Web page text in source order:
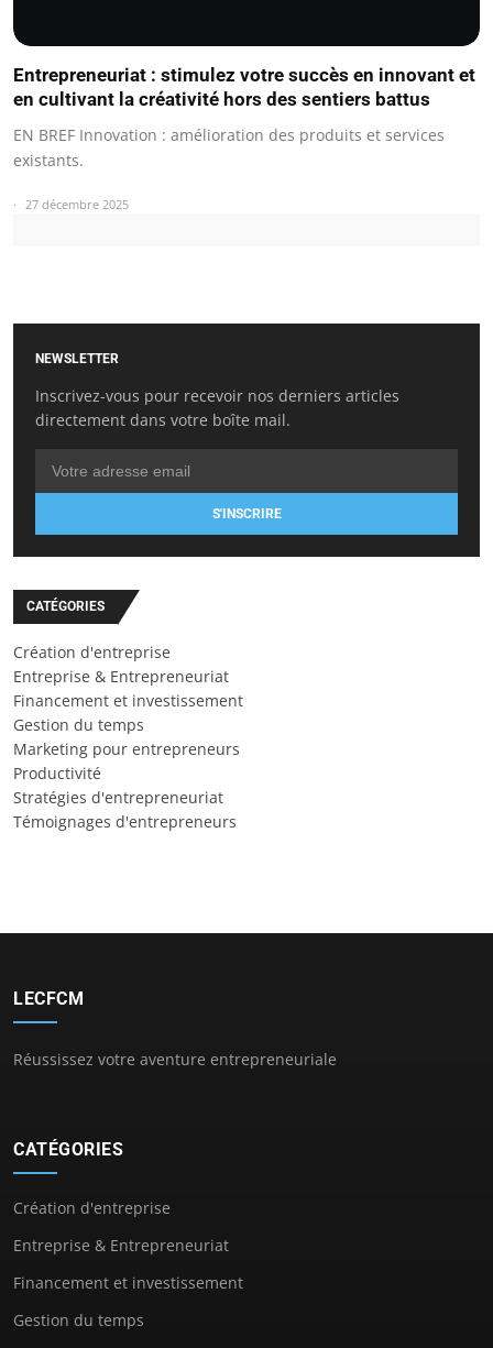
Entrepreneuriat : stimulez votre succès en innovant et
en cultivant la créativité hors des sentiers battus
EN BREF Innovation : amélioration des produits et services
existants.
27 décembre 2025
NEWSLETTER
Inscrivez-vous pour recevoir nos derniers articles
directement dans votre boîte mail.
S'INSCRIRE
CATÉGORIES
Création d'entreprise
Entreprise & Entrepreneuriat
Financement et investissement
Gestion du temps
Marketing pour entrepreneurs
Productivité
Stratégies d'entrepreneuriat
Témoignages d'entrepreneurs
LECFCM
Réussissez votre aventure entrepreneuriale
CATÉGORIES
Création d'entreprise
Entreprise & Entrepreneuriat
Financement et investissement
Gestion du temps